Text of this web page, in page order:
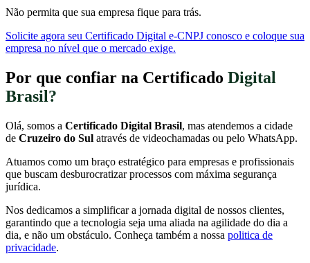
Não permita que sua empresa fique para trás.
Solicite agora seu Certificado Digital e-CNPJ conosco e coloque sua
empresa no nível que o mercado exige.
Por que confiar na Certificado Digital
Brasil?
Olá, somos a Certificado Digital Brasil, mas atendemos a cidade
de Cruzeiro do Sul através de videochamadas ou pelo WhatsApp.
Atuamos como um braço estratégico para empresas e profissionais
que buscam desburocratizar processos com máxima segurança
jurídica.
Nos dedicamos a simplificar a jornada digital de nossos clientes,
garantindo que a tecnologia seja uma aliada na agilidade do dia a
dia, e não um obstáculo. Conheça também a nossa politica de
privacidade.